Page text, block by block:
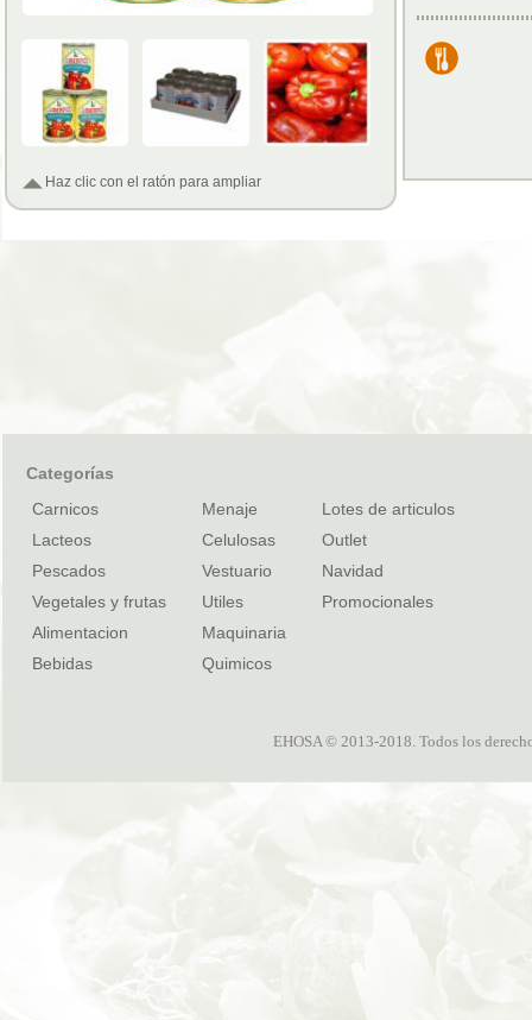
Haz clic con el ratón para ampliar
Categorías
Carnicos
Lacteos
Pescados
Vegetales y frutas
Alimentacion
Bebidas
Menaje
Celulosas
Vestuario
Utiles
Maquinaria
Quimicos
Lotes de articulos
Outlet
Navidad
Promocionales
EHOSA © 2013-2018. Todos los